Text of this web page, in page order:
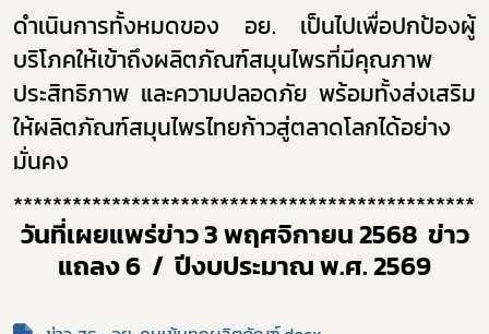
ดำเนินการทั้งหมดของ อย. เป็นไปเพื่อปกป้องผู้
บริโภคให้เข้าถึงผลิตภัณฑ์สมุนไพรที่มีคุณภาพ
ประสิทธิภาพ และความปลอดภัย พร้อมทั้งส่งเสริม
ให้ผลิตภัณฑ์สมุนไพรไทยก้าวสู่ตลาดโลกได้อย่าง
มั่นคง
วันที่เผยแพร่ข่าว 3 พฤศจิกายน 2568 ข่าว
แถลง 6 / ปีงบประมาณ พ.ศ. 2569
อาหาร
โควิด